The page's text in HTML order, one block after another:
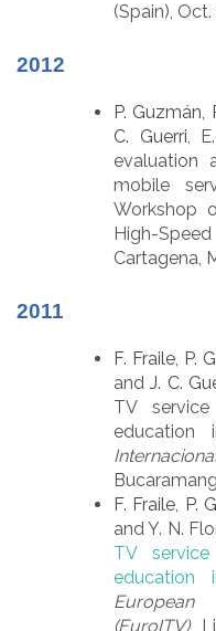
(Spain),
2012
P. Guzmán,
C. Guerri,
evaluation
mobile
Workshop
High-
Cartagena,
2011
F. Fraile, P.
andJ. C.
TV
education
F. Fraile, P.
and Y. N.
TV
education
(EuroITV),